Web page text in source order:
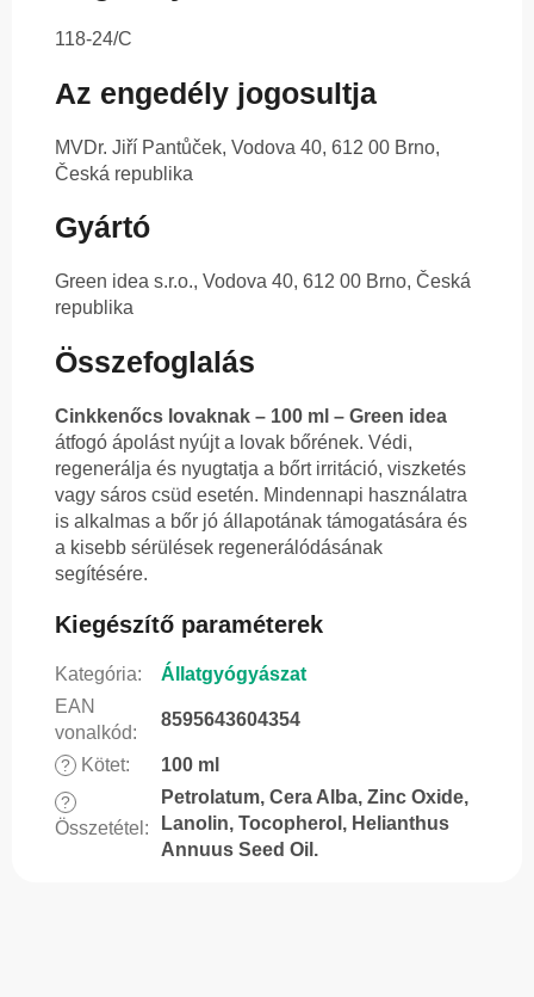
118-24/C
Az engedély jogosultja
MVDr. Jiří Pantůček, Vodova 40, 612 00 Brno,
Česká republika
Gyártó
Green idea s.r.o., Vodova 40, 612 00 Brno, Česká
republika
Összefoglalás
Cinkkenőcs lovaknak – 100 ml – Green idea
átfogó ápolást nyújt a lovak bőrének. Védi,
regenerálja és nyugtatja a bőrt irritáció, viszketés
vagy sáros csüd esetén. Mindennapi használatra
is alkalmas a bőr jó állapotának támogatására és
a kisebb sérülések regenerálódásának
segítésére.
Kiegészítő paraméterek
Kategória:
Állatgyógyászat
EAN
vonalkód:
8595643604354
? Kötet: 100 ml
?
Összetétel :
Petrolatum, Cera Alba, Zinc Oxide,
Lanolin, Tocopherol, Helianthus
Annuus Seed Oil.